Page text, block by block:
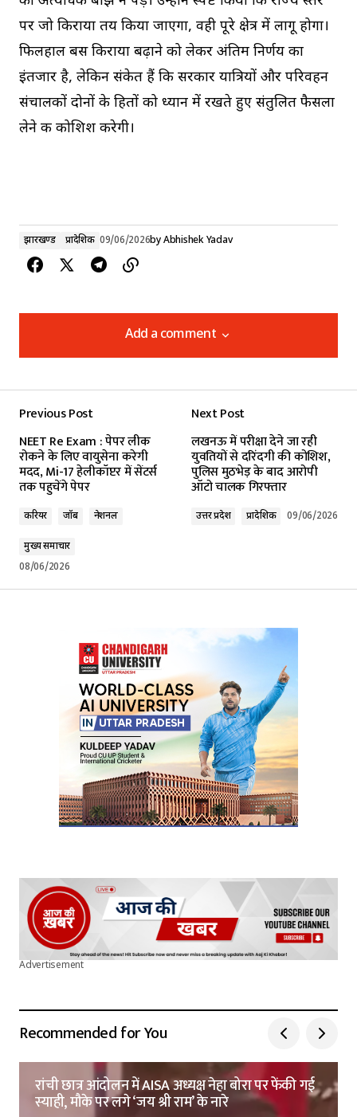
पर जो किराया तय किया जाएगा, वही पूरे क्षेत्र में लागू होगा।
फिलहाल बस किराया बढ़ाने को लेकर अंतिम निर्णय का
इंतजार है, लेकिन संकेत हैं कि सरकार यात्रियों और परिवहन
संचालकों दोनों के हितों को ध्यान में रखते हुए संतुलित फैसला
लेने की कोशिश करेगी।
झारखण्ड प्रादेशिक 09/06/2026byAbhishek Yadav
Add a comment
Add a comment
Required fields are marked*
Comment
Your Name*
Submit Comment
Previous Post
NEET Re Exam : पेपर लीक
रोकने के लिए वायुसेना करेगी
मदद, Mi-17 हेलीकॉप्टर में सेंटर्स
तक पहुचेंगे पेपर
करियर जॉब नेशनल
मुख्य समाचार
08/06/2026
Next Post
लखनऊ में परीक्षा देने जा रही
युवतियों से दरिंदगी की कोशिश,
पुलिस मुठभेड़ के बाद आरोपी
ऑटो चालक गिरफ्तार
उत्तर प्रदेश प्रादेशिक 09/06/2026
Advertisement
Recommended for You
रांची छात्र आंदोलन में AISA अध्यक्ष नेहा बोरा पर फेंकी गई
स्याही, मौके पर लगे ‘जय श्री राम’ के नारे